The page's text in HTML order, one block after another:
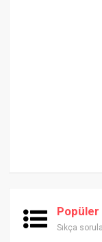
Sıkça